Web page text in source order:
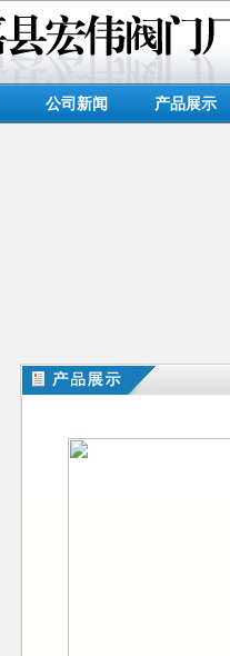
公司新闻 产品展示